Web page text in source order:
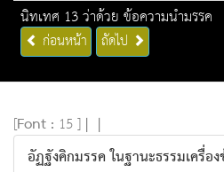
นิทเทศ 13 ว่าด้วย ข้อความนำมรรค
ก่อนหน้า ถัดไป
[Font : 15 ] | |
อัฏฐังคิกมรรค ในฐานะธรรมเครื่อ